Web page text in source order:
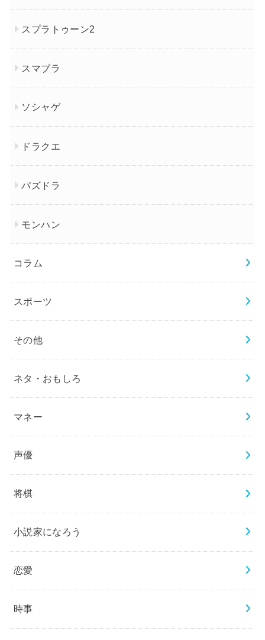
スプラトゥーン2
スマブラ
ソシャゲ
ドラクエ
パズドラ
モンハン
コラム
スポーツ
その他
ネタ・おもしろ
マネー
声優
将棋
小説家になろう
恋愛
時事